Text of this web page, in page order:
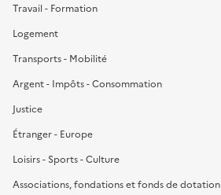
Travail - Formation
Logement
Transports - Mobilité
Argent - Impôts - Consommation
Justice
Étranger - Europe
Loisirs - Sports - Culture
Associations, fondations et fonds de dotation